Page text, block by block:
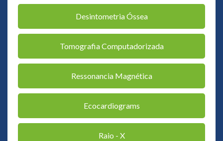
Desintometria Óssea
Tomografia Computadorizada
Ressonancia Magnética
Ecocardiograms
Raio - X